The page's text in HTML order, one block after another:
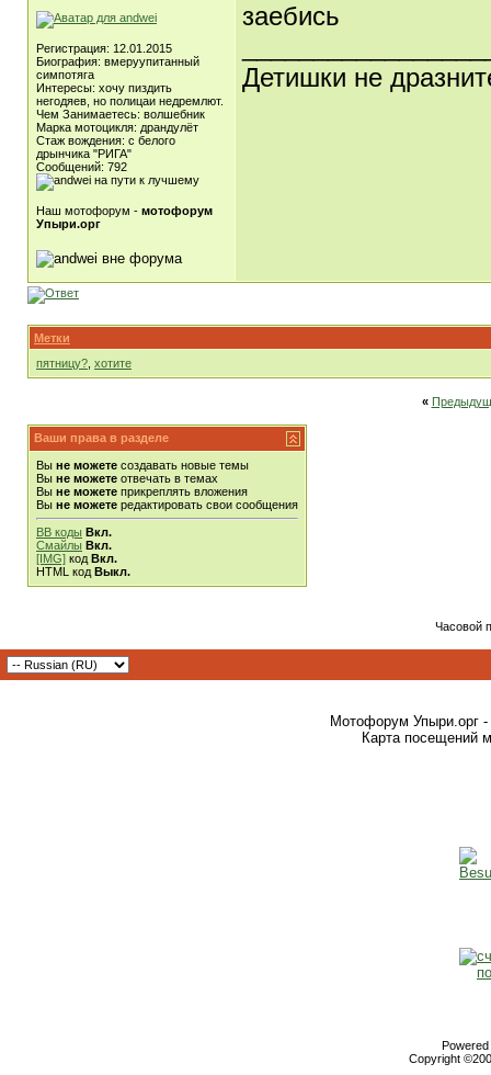
Регистрация: 12.01.2015
Биография: вмеруупитанный
симпотяга
Интересы: хочу пиздить
негодяев, но полицаи недремлют.
Чем Занимаетесь: волшебник
Марка мотоцикля: драндулёт
Стаж вождения: с белого
дрынчика "РИГА"
Сообщений: 792
Наш мотофорум - мотофорум
Упыри.орг
заебись
Детишки не
Метки
пятницу? хотите
«
Ваши права в разделе
Вы не можете создавать новые темы
Вы не можете отвечать в темах
Вы не можете прикреплять вложения
Вы не можете редактировать свои сообщения
BB коды Вкл.
Смайлы Вкл.
[IMG] код Вкл.
HTML код Выкл.
Часовой
Мотофорум Упыри.орг -
Карта посещений
Copyright